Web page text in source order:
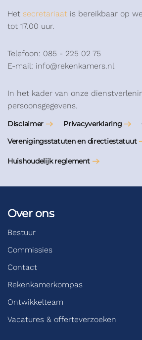
Het secretariaat is bereikbaar op
tot 17.00 uur.
Telefoon: 085 - 225 02 75
E-mail: info@rekenkamers.nl
In het kader van onze
persoonsgegevens.
Disclaimer Privacyverklaring
Verenigingsstatuten en directiestatuut
Huishoudelijk reglement
Over ons
Bestuur
Commissies
Contact
Rekenkamerkompas
Ontwikkelteam
Vacatures & offerteverzoeken